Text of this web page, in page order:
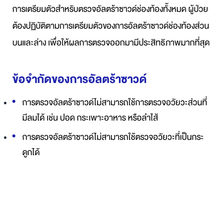
การเตรียมตัวสำหรับตรวจอัลตร้าซาวด์ช่องท้องทั้งหมด ผู้ป่วย
ต้องปฏิบัติตามการเตรียมตัวของการอัลตร้าซาวด์ช่องท้องส่วน
บนและล่าง เพื่อให้ผลการตรวจออกมามีประสิทธิภาพมากที่สุด
ข้อจำกัดของการอัลตร้าซาวด์
การตรวจอัลตร้าซาวด์ไม่สามารถใช้การตรวจอวัยวะส่วนที่
มีลมได้ เช่น ปอด กระเพาะอาหาร หรือลำไส้
การตรวจอัลตร้าซาวด์ไม่สามารถใช้ตรวจอวัยวะที่เป็นกระ
ดูกได้